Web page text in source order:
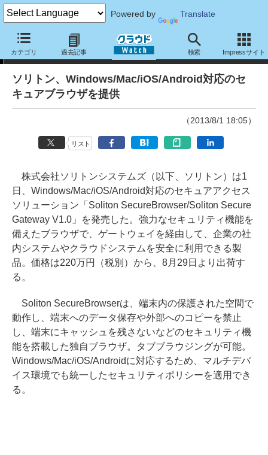
Powered by Translate
カテゴリ 過去記事 検索 Impressサイト
ニュース
ソリトン、Windows/Mac/iOS/Android対応のセ
キュアブラウザを提供
（2013/8/1 18:05）
リスト
株式会社ソリトンシステムズ（以下、ソリトン）は1
日、Windows/Mac/iOS/Android対応のセキュアアクセス
ソリューション「Soliton SecureBrowser/Soliton Secure
Gateway V1.0」を発売した。強力なセキュリティ機能を
備えたブラウザで、ゲートウェイを経由して、企業の社
内システムやクラウドシステムを安全に利用できる製
品。価格は220万円（税別）から、8月29日より出荷す
る。
Soliton SecureBrowserは、端末内の保護された空間で
動作し、端末へのデータ保存や外部へのコピーを禁止
し、端末にキャッシュを残さないなどのセキュリティ機
能を搭載した独自ブラウザ。タブブラウジングが可能。
Windows/Mac/iOS/Androidに対応するため、マルチデバ
イス環境でも統一したセキュリティポリシーを適用でき
る。